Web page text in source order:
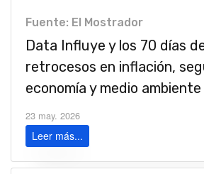
Fuente: El Mostrador
Data Influye y los 70 días
retrocesos en inflación,
economía y medio ambiente
23 may. 2026
Leer más...